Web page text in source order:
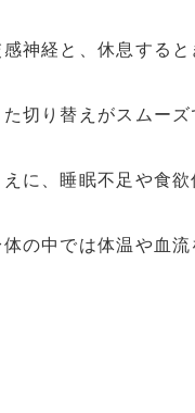
神経と、休息する
切り替えがスムー
に、睡眠不足や食欲
の中では体温や血